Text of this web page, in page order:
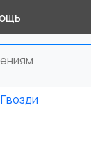
Гвозди